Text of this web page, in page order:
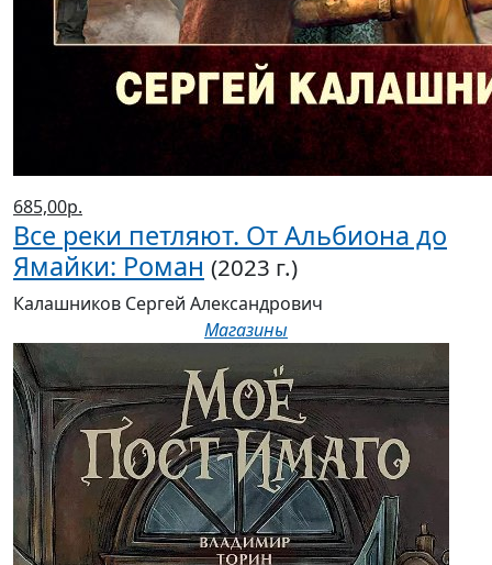
685,00р.
Все реки петляют. От Альбиона до
Ямайки: Роман (2023 г.)
Калашников Сергей Александрович
Магазины